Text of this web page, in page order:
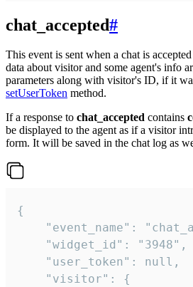
chat_accepted#
This event is sent when a chat is
data about visitor and some agent's info
parameters along with visitor's ID, if it
setUserToken method.
If a response to chat_accepted contains
be displayed to the agent as if a visitor
form. It will be saved in the chat log as
{
"event_name":
    "widget_id": "3948",
    "user_token": null,
    "visitor": {